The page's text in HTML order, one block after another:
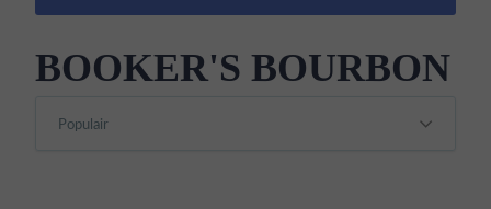
BOOKER'S BOURBON